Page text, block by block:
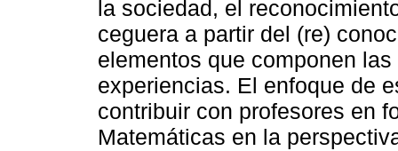
la sociedad, el
ceguera a partir del (re)
elementos que componen
experiencias. El enfoque de
contribuir con profesores en
Matemáticas en la